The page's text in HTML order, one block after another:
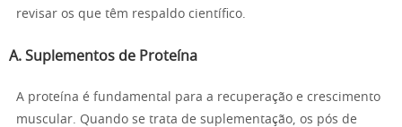
revisar os que têm respaldo científico.
A. Suplementos de Proteína
A proteína é fundamental para a recuperação e crescimento
muscular. Quando se trata de suplementação, os pós de